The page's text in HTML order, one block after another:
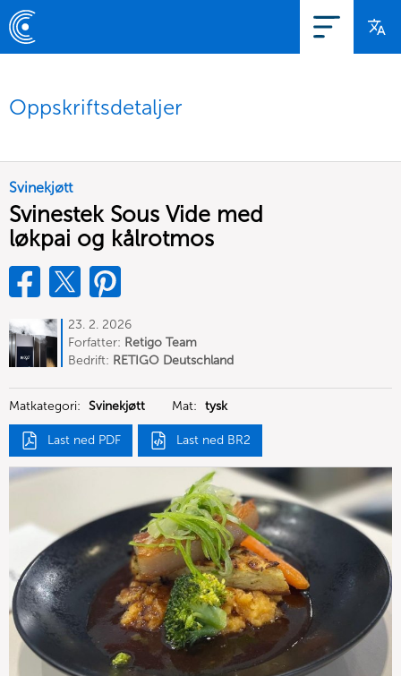
Oppskriftsdetaljer
Svinekjøtt
Svinestek Sous Vide med
løkpai og kålrotmos
23. 2. 2026
Forfatter: Retigo Team
Deutschland
Bedrift: RETIGO Deutschland
Matkategori: Svinekjøtt Mat: tysk
Last ned PDF Last ned BR2